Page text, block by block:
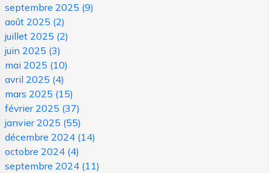
septembre 2025 (9)
août 2025 (2)
juillet 2025 (2)
juin 2025 (3)
mai 2025 (10)
avril 2025 (4)
mars 2025 (15)
février 2025 (37)
janvier 2025 (55)
décembre 2024 (14)
octobre 2024 (4)
septembre 2024 (11)